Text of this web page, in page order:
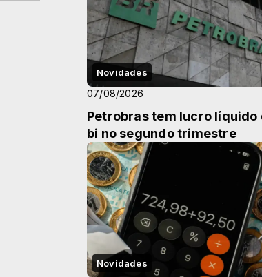
Novidades
07/08/2026
Petrobras tem lucro líquido
bi no segundo trimestre
Novidades